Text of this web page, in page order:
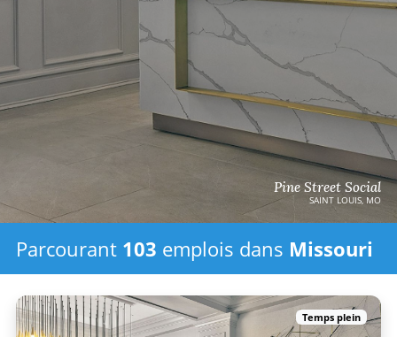
Pine Street Social
SAINT LOUIS, MO
Parcourant 103 emplois dans Missouri
Temps plein